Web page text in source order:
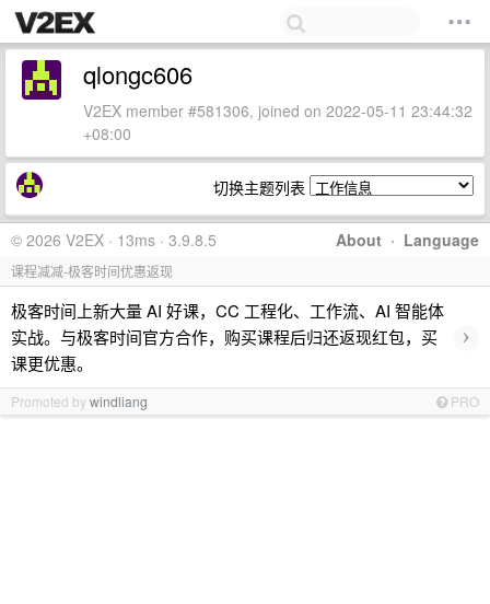
qlongc606
V2EX member #581306, joined on 2022-05-11 23:44:32
+08:00
切换主题列表
About · Language
© 2026 V2EX · 13ms · 3.9.8.5
课程减减-极客时间优惠返现
极客时间上新大量 AI 好课，CC 工程化、工作流、AI 智能体
实战。与极客时间官方合作，购买课程后归还返现红包，买
课更优惠。
›
Promoted bywindliang PRO